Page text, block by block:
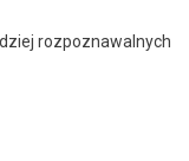
rozpoznawalnych